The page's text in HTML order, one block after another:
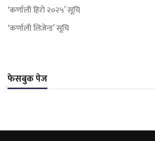
‘कर्णाली हिरो २०२५’ सूचि
‘कर्णाली लिजेन्ड’ सूचि
फेसबुक पेज